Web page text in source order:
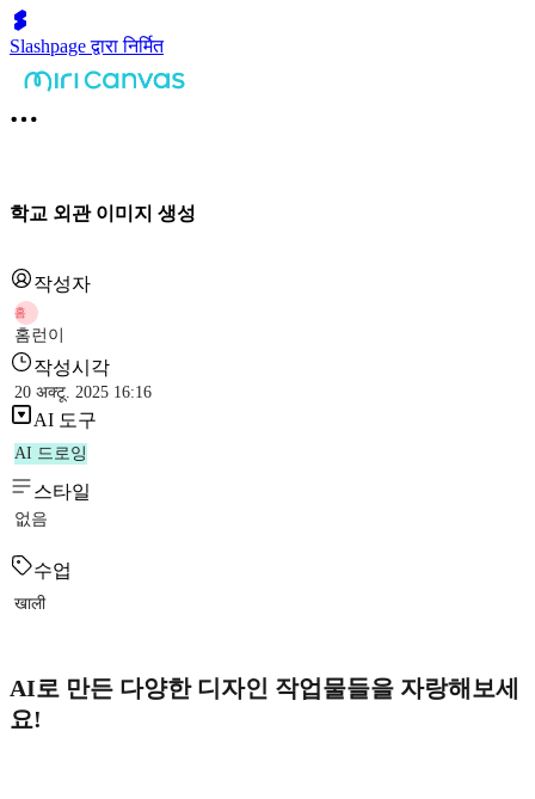
Slashpage द्वारा निर्मित
학교 외관 이미지 생성
작성자
홈
홈런이
작성시각
20 अक्टू. 2025 16:16
AI 도구
AI 드로잉
스타일
없음
수업
खाली
AI로 만든 다양한 디자인 작업물들을 자랑해보세
요!